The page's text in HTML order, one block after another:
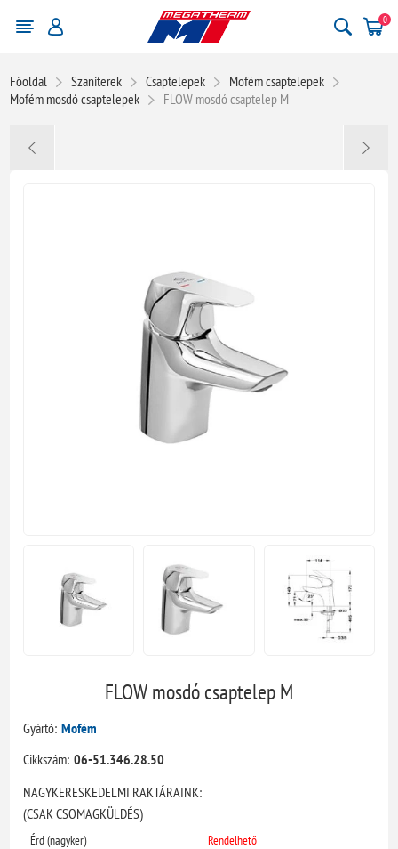
0
Főoldal Szaniterek Csaptelepek
Mofém csaptelepek
Mofém mosdó csaptelepek
FLOW mosdó csaptelep M
FLOW mosdó csaptelep M
Gyártó: Mofém
Cikkszám: 06-51.346.28.50
NAGYKERESKEDELMI RAKTÁRAINK:
(CSAK CSOMAGKÜLDÉS)
Érd (nagyker)
Rendelhető